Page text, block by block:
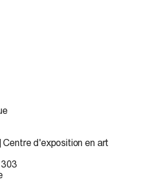
Centre d'exposition en art